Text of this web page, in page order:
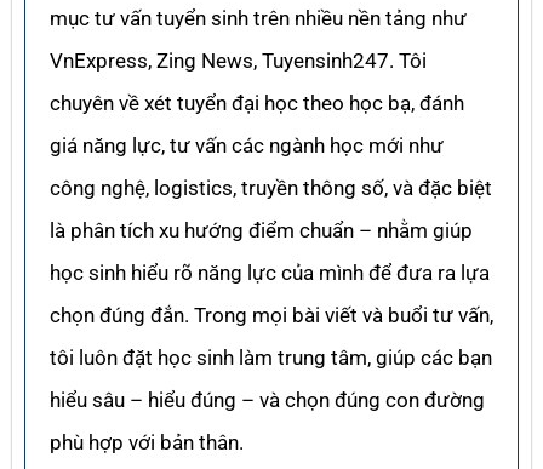
mục tư vấn tuyển sinh trên nhiều nền tảng như
VnExpress, Zing News, Tuyensinh247. Tôi
chuyên về xét tuyển đại học theo học bạ, đánh
giá năng lực, tư vấn các ngành học mới như
công nghệ, logistics, truyền thông số, và đặc biệt
là phân tích xu hướng điểm chuẩn – nhằm giúp
học sinh hiểu rõ năng lực của mình để đưa ra lựa
chọn đúng đắn. Trong mọi bài viết và buổi tư vấn,
tôi luôn đặt học sinh làm trung tâm, giúp các bạn
hiểu sâu – hiểu đúng – và chọn đúng con đường
phù hợp với bản thân.